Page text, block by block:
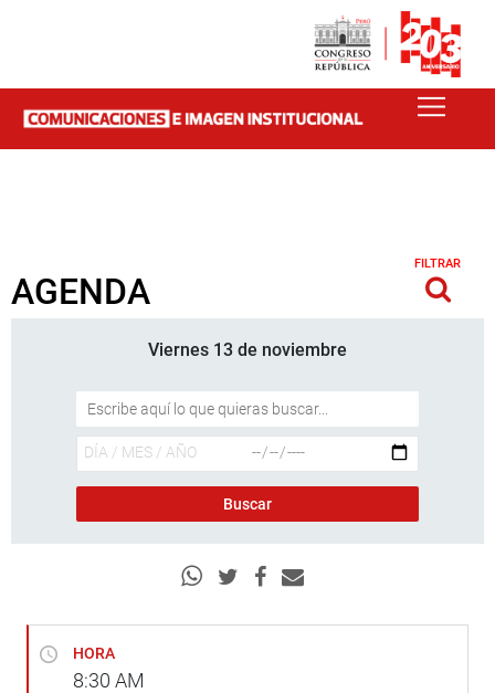
AGENDA
FILTRAR
Viernes 13 de noviembre
HORA
8:30 AM